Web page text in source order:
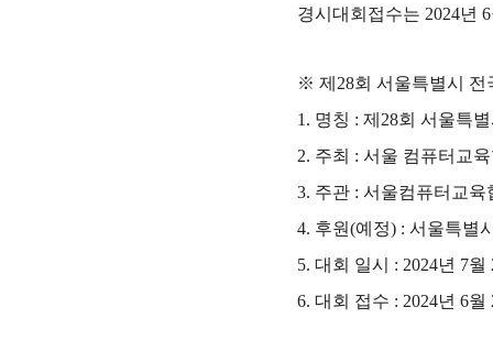
경시대회접수는 2024년 6
※ 제 28회 서울특별시 전
1. 명칭 : 제 28회 서울특
2. 주최 : 서울 컴퓨터교
3. 주관 : 서울컴퓨터교육
4. 후원(예정) : 서울특별
5. 대회 일시 : 2024년 7월
6. 대회 접수 : 2024년 6월